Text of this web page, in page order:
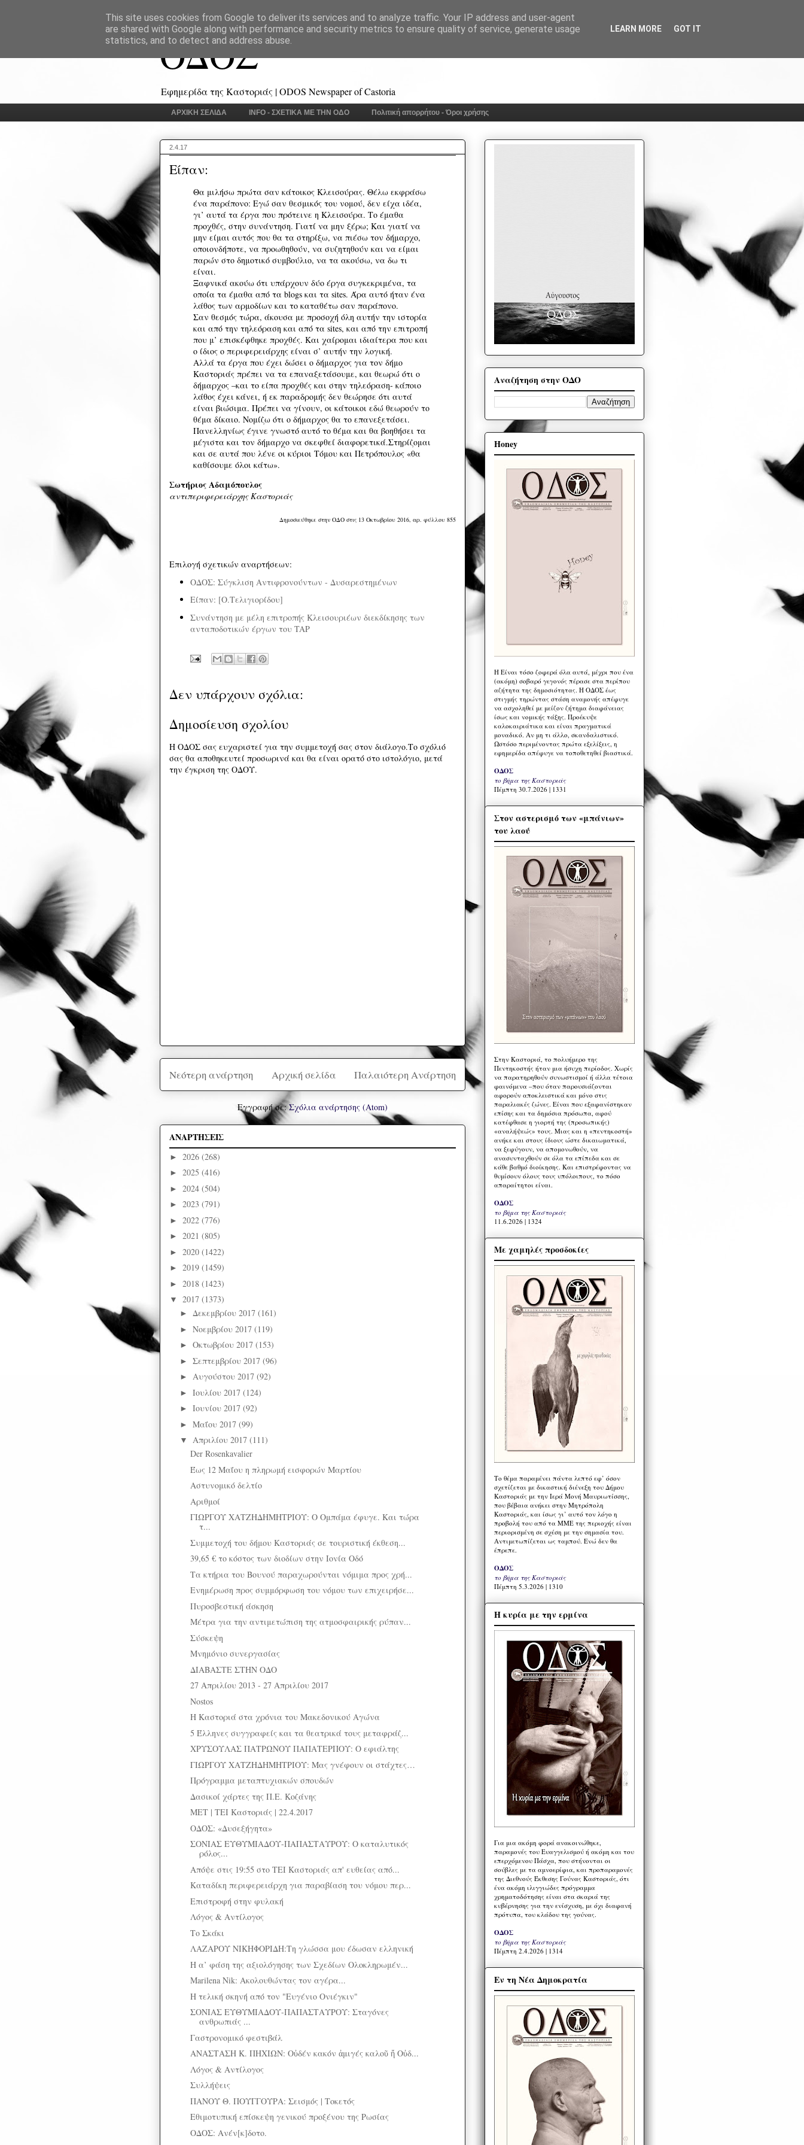
ΟΔΟΣ
Εφημερίδα της Καστοριάς | ODOS Newspaper of Castoria
ΑΡΧΙΚΗ ΣΕΛΙΔΑ INFO - ΣΧΕΤΙΚΑ ΜΕ ΤΗΝ ΟΔΟ Πολιτική απορρήτου - Όροι χρήσης
2.4.17
Είπαν:
Θα μιλήσω πρώτα σαν κάτοικος Κλεισούρας. Θέλω εκφράσω
ένα παράπονο: Εγώ σαν θεσμικός του νομού, δεν είχα ιδέα,
γι’ αυτά τα έργα που πρότεινε η Κλεισούρα. Το έμαθα
προχθές, στην συνάντηση. Γιατί να μην ξέρω; Και γιατί να
μην είμαι αυτός που θα τα στηρίξω, να πιέσω τον δήμαρχο,
οποιονδήποτε, να προωθηθούν, να συζητηθούν και να είμαι
παρών στο δημοτικό συμβούλιο, να τα ακούσω, να δω τι
είναι.
Ξαφνικά ακούω ότι υπάρχουν δύο έργα συγκεκριμένα, τα
οποία τα έμαθα από τα blogs και τα sites. Άρα αυτό ήταν ένα
λάθος των αρμοδίων και το καταθέτω σαν παράπονο.
Σαν θεσμός τώρα, άκουσα με προσοχή όλη αυτήν την ιστορία
και από την τηλεόραση και από τα sites, και από την επιτροπή
που μ’ επισκέφθηκε προχθές. Και χαίρομαι ιδιαίτερα που και
ο ίδιος ο περιφερειάρχης είναι σ’ αυτήν την λογική.
Αλλά τα έργα που έχει δώσει ο δήμαρχος για τον δήμο
Καστοριάς πρέπει να τα επαναξετάσουμε, και θεωρώ ότι ο
δήμαρχος –και το είπα προχθές και στην τηλεόραση- κάποιο
λάθος έχει κάνει, ή εκ παραδρομής δεν θεώρησε ότι αυτά
είναι βιώσιμα. Πρέπει να γίνουν, οι κάτοικοι εδώ θεωρούν το
θέμα δίκαιο. Νομίζω ότι ο δήμαρχος θα το επανεξετάσει.
Πανελληνίως έγινε γνωστό αυτό το θέμα και θα βοηθήσει τα
μέγιστα και τον δήμαρχο να σκεφθεί διαφορετικά.Στηρίζομαι
και σε αυτά που λένε οι κύριοι Τόμου και Πετρόπουλος «θα
καθίσουμε όλοι κάτω».
Σωτήριος Αδαμόπουλος
αντιπεριφερειάρχης Καστοριάς
Δημοσιεύθηκε στην ΟΔΟ στις 13 Οκτωβρίου 2016, αρ. φύλλου 855
Επιλογή σχετικών αναρτήσεων:
ΟΔΟΣ: Σύγκλιση Αντιφρονούντων - Δυσαρεστημένων
Είπαν: [Ο.Τελιγιορίδου]
Συνάντηση με μέλη επιτροπής Κλεισουριέων διεκδίκησης των
ανταποδοτικών έργων του TAP
Δεν υπάρχουν σχόλια:
Δημοσίευση σχολίου
Η ΟΔΟΣ σας ευχαριστεί για την συμμετοχή σας στον διάλογο.Το σχόλιό
σας θα αποθηκευτεί προσωρινά και θα είναι ορατό στο ιστολόγιο, μετά
την έγκριση της ΟΔΟΥ.
Νεότερη ανάρτηση Παλαιότερη Ανάρτηση
Αρχική σελίδα
Εγγραφή σε:Σχόλια ανάρτησης (Atom)
ΑΝΑΡΤΗΣΕΙΣ
► 2026 (268)
► 2025 (416)
► 2024 (504)
► 2023 (791)
► 2022 (776)
► 2021 (805)
► 2020 (1422)
► 2019 (1459)
► 2018 (1423)
▼ 2017 (1373)
► Δεκεμβρίου 2017 (161)
► Νοεμβρίου 2017 (119)
► Οκτωβρίου 2017 (153)
► Σεπτεμβρίου 2017 (96)
► Αυγούστου 2017 (92)
► Ιουλίου 2017 (124)
► Ιουνίου 2017 (92)
► Μαΐου 2017 (99)
▼ Απριλίου 2017 (111)
Der Rosenkavalier
Έως 12 Μαΐου η πληρωμή εισφορών Μαρτίου
Αστυνομικό δελτίο
Αριθμοί
ΓΙΩΡΓΟΥ ΧΑΤΖΗΔΗΜΗΤΡΙΟΥ: Ο Ομπάμα έφυγε. Και τώρα
τ...
Συμμετοχή του δήμου Καστοριάς σε τουριστική έκθεση...
39,65 € τo κόστος των διοδίων στην Ιονία Οδό
Τα κτήρια του Βουνού παραχωρούνται νόμιμα προς χρή...
Ενημέρωση προς συμμόρφωση του νόμου των επιχειρήσε...
Πυροσβεστική άσκηση
Μέτρα για την αντιμετώπιση της ατμοσφαιρικής ρύπαν...
Σύσκεψη
Μνημόνιο συνεργασίας
ΔΙΑΒΑΣΤΕ ΣΤΗΝ ΟΔΟ
27 Απριλίου 2013 - 27 Απριλίου 2017
Nostos
Η Καστοριά στα χρόνια του Μακεδονικού Αγώνα
5 Έλληνες συγγραφείς και τα θεατρικά τους μεταφράζ...
ΧΡΥΣΟΥΛΑΣ ΠΑΤΡΩΝΟΥ ΠΑΠΑΤΕΡΠΟΥ: Ο εφιάλτης
ΓΙΩΡΓΟΥ ΧΑΤΖΗΔΗΜΗΤΡΙΟΥ: Μας γνέφουν οι στάχτες…
Πρόγραμμα μεταπτυχιακών σπουδών
Δασικοί χάρτες της Π.Ε. Κοζάνης
ΜΕΤ | ΤΕΙ Καστοριάς | 22.4.2017
ΟΔΟΣ: «Δυσεξήγητα»
ΣΟΝΙΑΣ ΕΥΘΥΜΙΑΔΟΥ-ΠΑΠΑΣΤΑΥΡΟΥ: Ο καταλυτικός
ρόλος...
Απόψε στις 19:55 στο ΤΕΙ Καστοριάς απ' ευθείας από...
Καταδίκη περιφερειάρχη για παραβίαση του νόμου περ...
Επιστροφή στην φυλακή
Λόγος & Αντίλογος
Το Σκάκι
ΛΑΖΑΡΟΥ ΝΙΚΗΦΟΡΙΔΗ:Τη γλώσσα μου έδωσαν ελληνική
Η α’ φάση της αξιολόγησης των Σχεδίων Ολοκληρωμέν...
Marilena Nik: Ακολουθώντας τον αγέρα...
Η τελική σκηνή από τον "Ευγένιο Ονιέγκιν"
ΣΟΝΙΑΣ ΕΥΘΥΜΙΑΔΟΥ-ΠΑΠΑΣΤΑΥΡΟΥ: Σταγόνες
ανθρωπιάς ...
Γαστρονομικό φεστιβάλ
ΑΝΑΣΤΑΣΗ Κ. ΠΗΧΙΩΝ: Οὐδέν κακόν ἀμιγές καλοῦ ἤ Οὐδ...
Λόγος & Αντίλογος
Συλλήψεις
ΠΑΝΟΥ Θ. ΠΟΥΓΓΟΥΡΑ: Σεισμός | Τοκετός
Εθιμοτυπική επίσκεψη γενικού προξένου της Ρωσίας
ΟΔΟΣ: Ανέν[κ]δοτο.
Αναζήτηση στην ΟΔΟ
Honey
Η Eίναι τόσο ζοφερά όλα αυτά, μέχρι που ένα
(ακόμη) σοβαρό γεγονός πέρασε στα περίπου
αζήτητα της δημοσιότητας. Η ΟΔΟΣ έως
στιγμής τηρώντας στάση αναμονής απέφυγε
να ασχοληθεί με μείζον ζήτημα διαφάνειας
ίσως και νομικής τάξης. Προέκυψε
καλοκαιριάτικα και είναι πραγματικά
μοναδικό. Αν μη τι άλλο, σκανδαλιστικό.
Ωστόσο περιμένοντας πρώτα εξελίξεις, η
εφημερίδα απέφυγε να τοποθετηθεί βιαστικά.
ΟΔΟΣ
το βήμα της Καστοριάς
Πέμπτη 30.7.2026 | 1331
Στον αστερισμό των «μπάνιων»
του λαού
Στην Καστοριά, το πολυήμερο της
Πεντηκοστής ήταν μια ήσυχη περίοδος. Χωρίς
να παρατηρηθούν συνωστισμοί ή άλλα τέτοια
φαινόμενα –που όταν παρουσιάζονται
αφορούν αποκλειστικά και μόνο στις
παραλιακές ζώνες. Είναι που εξαφανίστηκαν
επίσης και τα δημόσια πρόσωπα, αφού
κατέφθασε η γιορτή της (προσωπικής)
«αναλήψεώς» τους. Μιας και η «πεντηκοστή»
ανήκε και στους ίδιους ώστε δικαιωματικά,
να ξεφύγουν, να απομονωθούν, να
ανασυνταχθούν σε όλα τα επίπεδα και σε
κάθε βαθμό διοίκησης. Και επιστρέφοντας να
θυμίσουν όλους τους υπόλοιπους, το πόσο
απαραίτητοι είναι.
ΟΔΟΣ
το βήμα της Καστοριάς
11.6.2026 | 1324
Με χαμηλές προσδοκίες
Το θέμα παραμένει πάντα λεπτό εφ’ όσον
σχετίζεται με δικαστική διένεξη του Δήμου
Καστοριάς με την Ιερά Μονή Μαυριωτίσσης,
που βέβαια ανήκει στην Μητρόπολη
Καστοριάς, και ίσως γι’ αυτό τον λόγο η
προβολή του από τα ΜΜΕ της περιοχής είναι
περιορισμένη σε σχέση με την σημασία του.
Αντιμετωπίζεται ως ταμπού. Ενώ δεν θα
έπρεπε.
ΟΔΟΣ
το βήμα της Καστοριάς
Πέμπτη 5.3.2026 | 1310
Η κυρία με την ερμίνα
Για μια ακόμη φορά ανακοινώθηκε,
παραμονές του Ευαγγελισμού ή ακόμη και του
επερχόμενου Πάσχα, που στήνονται οι
σούβλες με τα αμνοερίφια, και προπαραμονές
της Διεθνούς Έκθεσης Γούνας Καστοριάς, ότι
ένα ακόμη ιλιγγιώδες πρόγραμμα
χρηματοδότησης είναι στα σκαριά της
κυβέρνησης για την ενίσχυση, με όχι διαφανή
πρότυπα, του κλάδου της γούνας.
ΟΔΟΣ
το βήμα της Καστοριάς
Πέμπτη 2.4.2026 | 1314
Εν τη Νέα Δημοκρατία
This site uses cookies from Google to deliver its services and to analyze traffic. Your IP address and user-agent
are shared with Google along with performance and security metrics to ensure quality of service, generate usage
statistics, and to detect and address abuse.
LEARN MORE GOT IT